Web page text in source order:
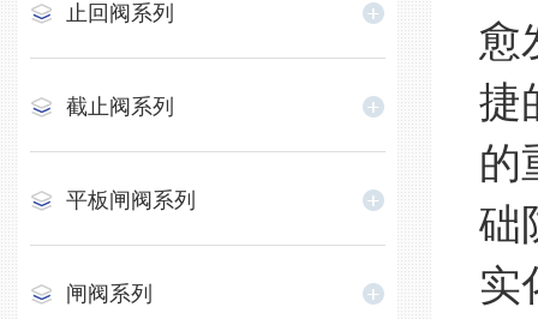
止回阀系列
截止阀系列
平板闸阀系列
闸阀系列
愈
捷
的
础
实